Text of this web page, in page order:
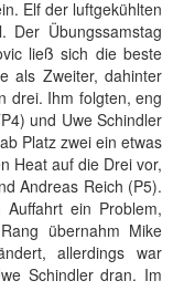
Elf der luftgekühlten
Der Übungssamstag
ließ sich die beste
als Zweiter, dahinter
drei. Ihm folgten, eng
und Uwe Schindler
Platz zwei ein etwas
Heat auf die Drei vor,
Andreas Reich (P5).
ein Problem,
übernahm Mike
allerdings war
Schindler dran. Im